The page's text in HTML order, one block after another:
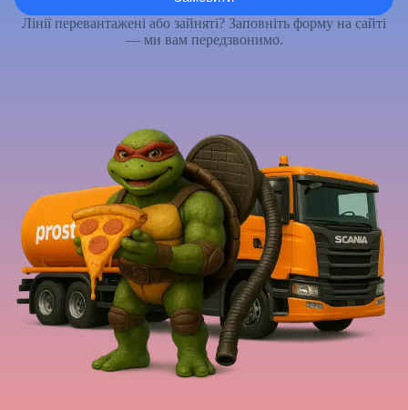
Лінії перевантажені або зайняті? Заповніть форму на сайті
— ми вам передзвонимо.